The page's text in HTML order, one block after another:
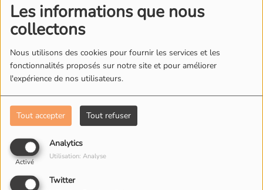
Les informations que nous
collectons
Nous utilisons des cookies pour fournir les services et les
fonctionnalités proposés sur notre site et pour améliorer
l'expérience de nos utilisateurs.
Tout accepter Tout refuser
Analytics
Activé
Utilisation: Analyse
Twitter